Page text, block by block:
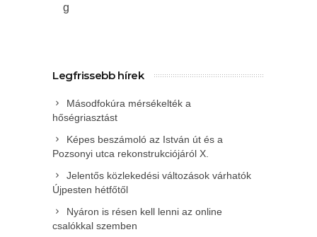
g
Legfrissebb hírek
Másodfokúra mérsékelték a
hőségriasztást
Képes beszámoló az István út és a
Pozsonyi utca rekonstrukciójáról X.
Jelentős közlekedési változások várhatók
Újpesten hétfőtől
Nyáron is résen kell lenni az online
csalókkal szemben